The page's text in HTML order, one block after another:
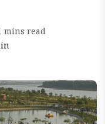
mins read